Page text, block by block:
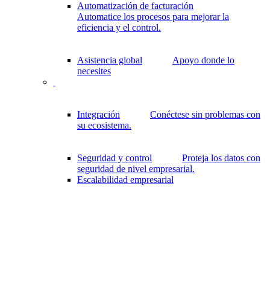
Automatización de facturación
Automatice los procesos para mejorar la
eficiencia y el control.
Asistencia global
Apoyo donde lo
necesites
Integración
Conéctese sin problemas con
su ecosistema.
Seguridad y control
Proteja los datos con
seguridad de nivel empresarial.
Escalabilidad empresarial